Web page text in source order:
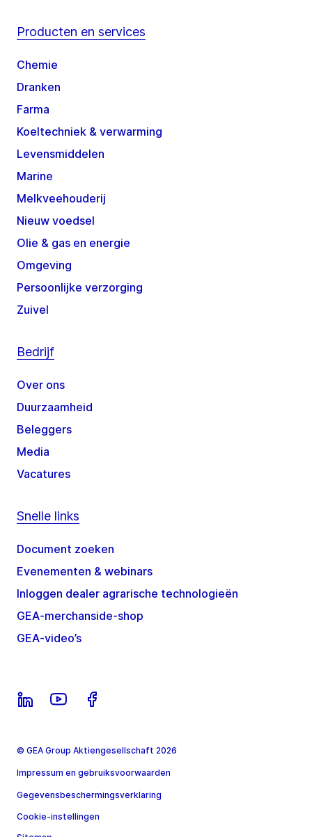
Producten en services
Chemie
Dranken
Farma
Koeltechniek & verwarming
Levensmiddelen
Marine
Melkveehouderij
Nieuw voedsel
Olie & gas en energie
Omgeving
Persoonlijke verzorging
Zuivel
Bedrijf
Over ons
Duurzaamheid
Beleggers
Media
Vacatures
Snelle links
Document zoeken
Evenementen & webinars
Inloggen dealer agrarische technologieën
GEA-merchanside-shop
GEA-video’s
© GEA Group Aktiengesellschaft 2026
Impressum en gebruiksvoorwaarden
Gegevensbeschermingsverklaring
Cookie-instellingen